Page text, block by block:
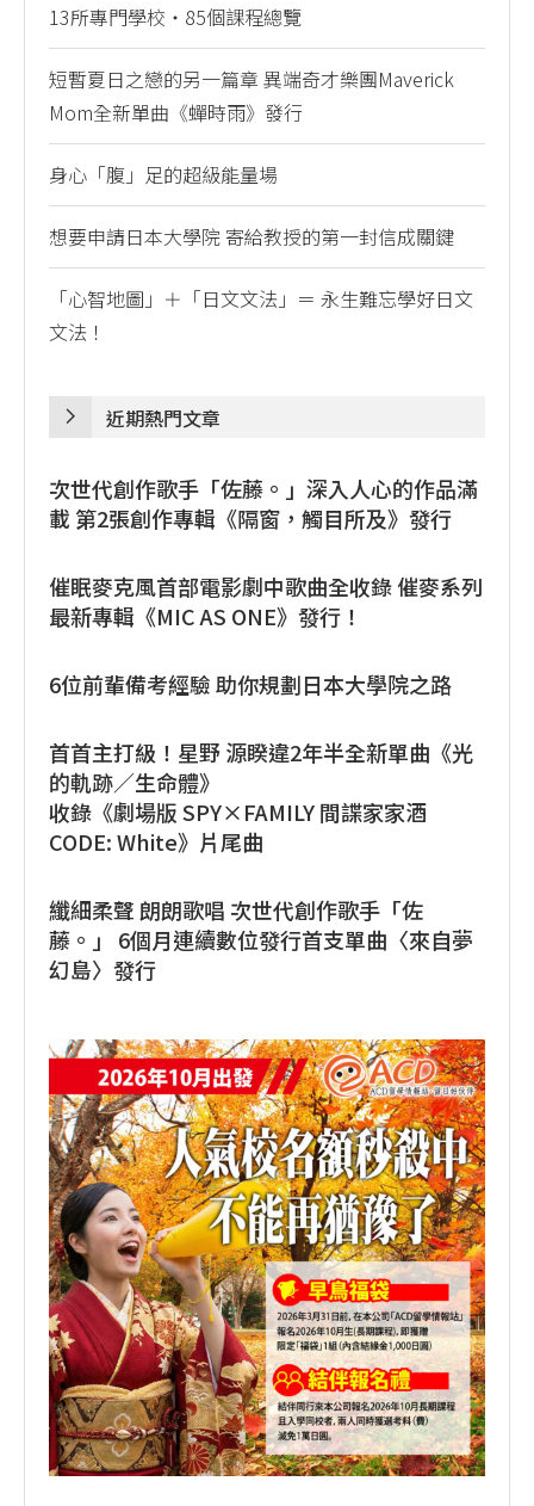
13所專門學校・85個課程總覽
短暫夏日之戀的另一篇章 異端奇才樂團Maverick
Mom全新單曲《蟬時雨》發行
身心「腹」足的超級能量場
想要申請日本大學院 寄給教授的第一封信成關鍵
「心智地圖」＋「日文文法」＝ 永生難忘學好日文
文法！
近期熱門文章
次世代創作歌手「佐藤。」深入人心的作品滿
載 第2張創作專輯《隔窗，觸目所及》發行
催眠麥克風首部電影劇中歌曲全收錄 催麥系列
最新專輯《MIC AS ONE》發行！
6位前輩備考經驗 助你規劃日本大學院之路
首首主打級！星野 源睽違2年半全新單曲《光
的軌跡／生命體》
收錄《劇場版 SPY×FAMILY 間諜家家酒
CODE: White》片尾曲
纖細柔聲 朗朗歌唱 次世代創作歌手「佐
藤。」 6個月連續數位發行首支單曲〈來自夢
幻島〉發行